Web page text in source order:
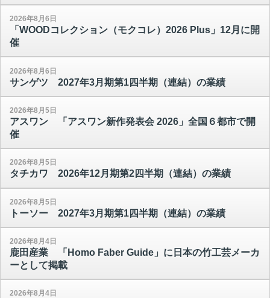
2026年8月6日
「WOODコレクション（モクコレ）2026 Plus」12月に開
催
2026年8月6日
サンゲツ 2027年3月期第1四半期（連結）の業績
2026年8月5日
アスワン 「アスワン新作発表会 2026」全国６都市で開
催
2026年8月5日
タチカワ 2026年12月期第2四半期（連結）の業績
2026年8月5日
トーソー 2027年3月期第1四半期（連結）の業績
2026年8月4日
鹿田産業 「Homo Faber Guide」に日本の竹工芸メーカ
ーとして掲載
2026年8月4日